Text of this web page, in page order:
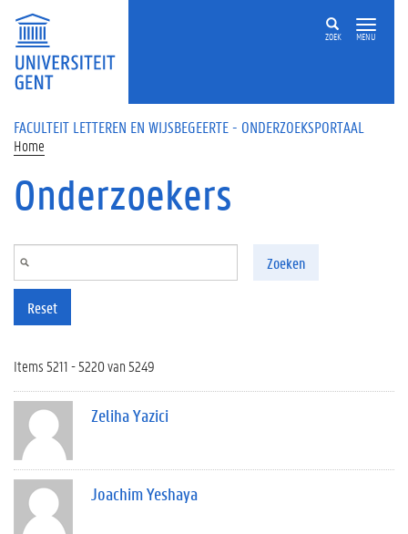
Overslaan en naar de inhoud gaan
ZOEK MENU
FACULTEIT LETTEREN EN WIJSBEGEERTE - ONDERZOEKSPORTAAL
Home
Onderzoekers
Zoeken
Reset
Items 5211 - 5220 van 5249
Zeliha Yazici
Joachim Yeshaya